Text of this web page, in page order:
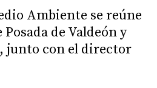
Ambiente se reúne
de Valdeón y
junto con el director